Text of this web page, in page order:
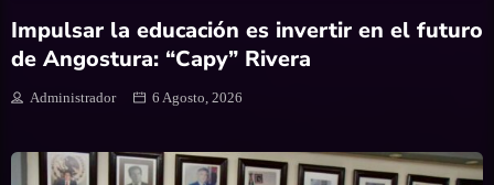
Impulsar la educación es invertir en el futuro
de Angostura: “Capy” Rivera
Administrador 6 Agosto, 2026